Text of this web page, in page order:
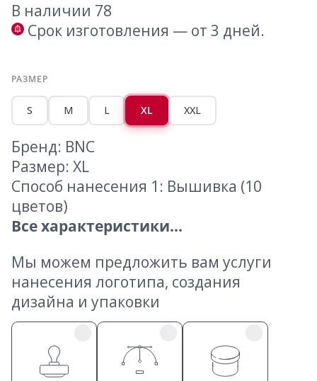
В наличии 78
Срок изготовления — от 3 дней.
РАЗМЕР
S M L XL XXL
Бренд: BNC
Размер: XL
Способ нанесения 1: Вышивка (10
цветов)
Все характеристики...
Мы можем предложить вам услуги
нанесения логотипа, создания
дизайна и упаковки